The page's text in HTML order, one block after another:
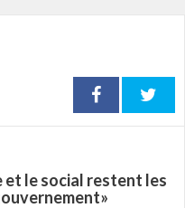
et le social restent les